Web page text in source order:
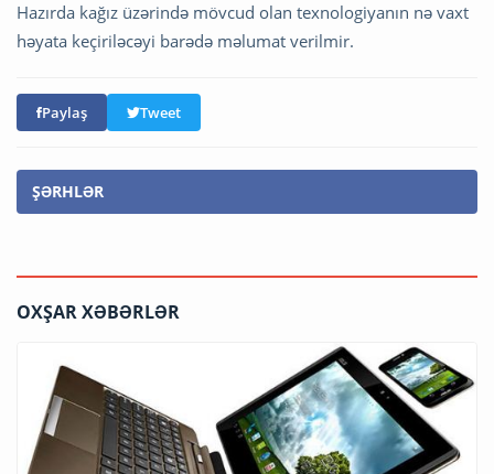
Hazırda kağız üzərində mövcud olan texnologiyanın nə vaxt
həyata keçiriləcəyi barədə məlumat verilmir.
Paylaş Tweet
ŞƏRHLƏR
OXŞAR XƏBƏRLƏR